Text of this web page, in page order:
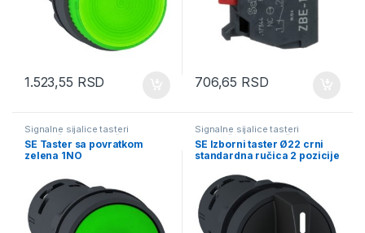
1.523,55 RSD 706,65 RSD
Signalne sijalice tasteri
prekidači semafori džojstici
SE Taster sa povratkom
zelena 1NO
Signalne sijalice tasteri
prekidači semafori džojstici
SE Izborni taster Ø22 crni
standardna ručica 2 pozicije